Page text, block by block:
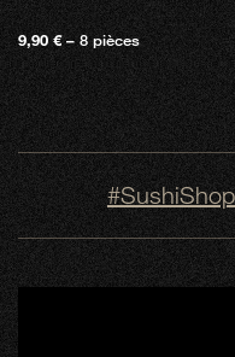
9,90 €– 8 pièces